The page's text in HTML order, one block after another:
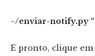
~/enviar-notify.py
E pronto, clique